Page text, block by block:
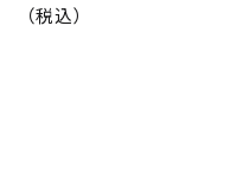
（税込）